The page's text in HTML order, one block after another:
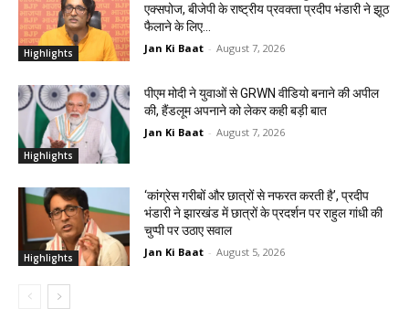
Highlights
एक्सपोज, बीजेपी के राष्ट्रीय प्रवक्ता प्रदीप भंडारी ने झूठ
फैलाने के लिए...
Jan Ki Baat - August 7, 2026
Highlights
पीएम मोदी ने युवाओं से GRWN वीडियो बनाने की अपील
की, हैंडलूम अपनाने को लेकर कही बड़ी बात
Jan Ki Baat - August 7, 2026
Highlights
‘कांग्रेस गरीबों और छात्रों से नफरत करती है’, प्रदीप
भंडारी ने झारखंड में छात्रों के प्रदर्शन पर राहुल गांधी की
चुप्पी पर उठाए सवाल
Jan Ki Baat - August 5, 2026